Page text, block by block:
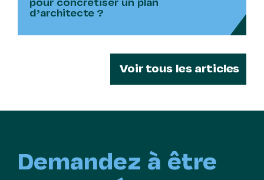
pour concrétiser un plan
d’architecte ?
Voir tous les articles
Demandez à être